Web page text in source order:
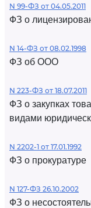
N 99-ФЗ от 04.05.2011
ФЗ о
N 14-ФЗ от 08.02.1998
ФЗ об ООО
N 223-ФЗ от 18.07.2011
ФЗ о закупках
видами
N 2202-1 от 17.01.1992
ФЗ о прокуратуре
N 127-ФЗ 26.10.2002
ФЗ о